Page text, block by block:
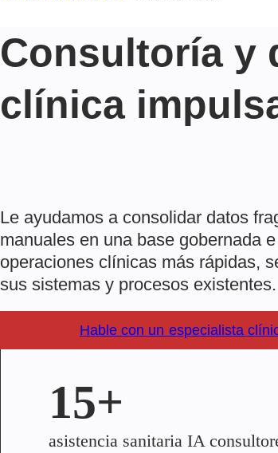
Consultoría y
clínica
Le ayudamos a consolidar datos
manuales en una base gobernada
operaciones clínicas más rápidas,
sus sistemas y procesos existentes.
Hable con un especialista
15+
asistencia sanitaria IA